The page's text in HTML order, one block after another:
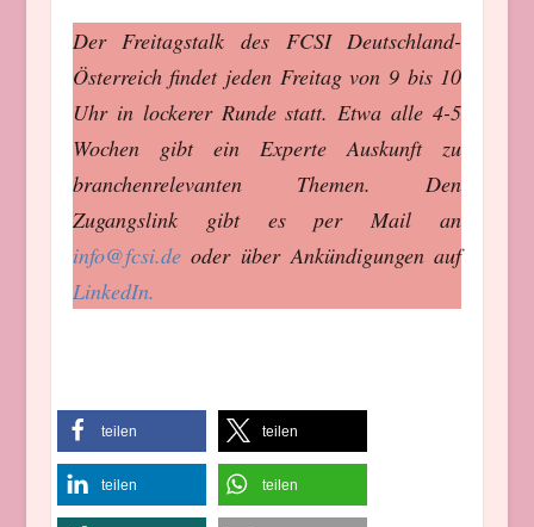
Der Freitagstalk des FCSI Deutschland-
Österreich findet jeden Freitag von 9 bis 10
Uhr in lockerer Runde statt. Etwa alle 4-5
Wochen gibt ein Experte Auskunft zu
branchenrelevanten Themen. Den
Zugangslink gibt es per Mail an
info@fcsi.deoder über Ankündigungen auf
LinkedIn.
teilen teilen
teilen teilen